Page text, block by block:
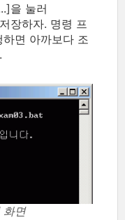
을 눌러
장하자. 명령 프
면 아까보다 조
면